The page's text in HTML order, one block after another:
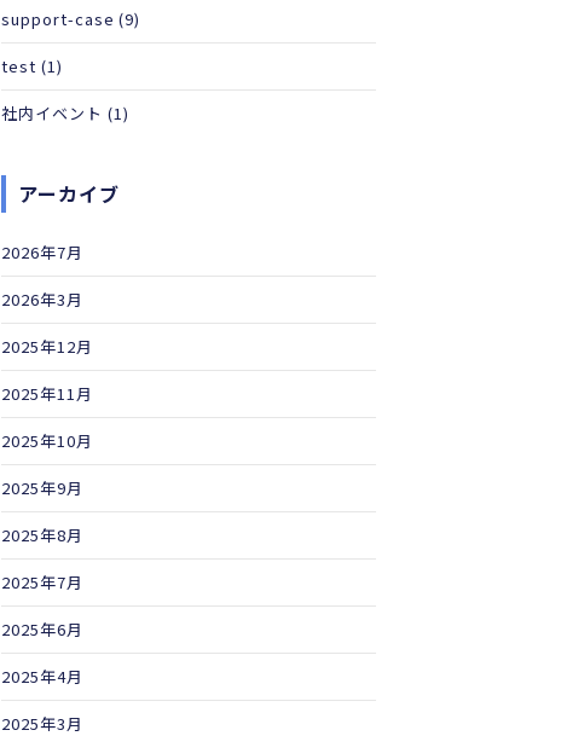
support-case (9)
test (1)
社内イベント (1)
アーカイブ
2026年7月
2026年3月
2025年12月
2025年11月
2025年10月
2025年9月
2025年8月
2025年7月
2025年6月
2025年4月
2025年3月